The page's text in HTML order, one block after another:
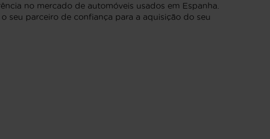
no mercado de automóveis usados em Espanha.
seu parceiro de confiança para a aquisição do seu